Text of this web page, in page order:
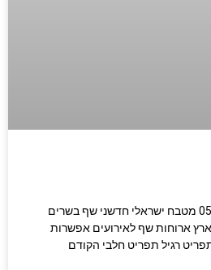
התקשרו לשף: 0533524076 מטבח ישראלי חדשני שף בשרים
ארוחות שף לאירועים אפשרות
רגיל תפריט חלבי הקודם